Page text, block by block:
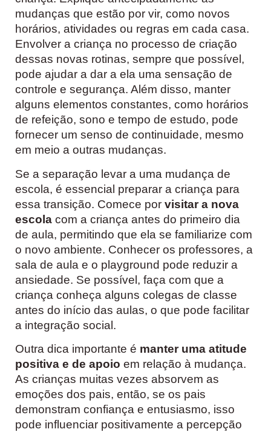
mudanças que estão por vir, como novos
horários, atividades ou regras em cada casa.
Envolver a criança no processo de criação
dessas novas rotinas, sempre que possível,
pode ajudar a dar a ela uma sensação de
controle e segurança. Além disso, manter
alguns elementos constantes, como horários
de refeição, sono e tempo de estudo, pode
fornecer um senso de continuidade, mesmo
em meio a outras mudanças.
Se a separação levar a uma mudança de
escola, é essencial preparar a criança para
essa transição. Comece por visitar a nova
escola com a criança antes do primeiro dia
de aula, permitindo que ela se familiarize com
o novo ambiente. Conhecer os professores, a
sala de aula e o playground pode reduzir a
ansiedade. Se possível, faça com que a
criança conheça alguns colegas de classe
antes do início das aulas, o que pode facilitar
a integração social.
Outra dica importante é manter uma atitude
positiva e de apoio em relação à mudança.
As crianças muitas vezes absorvem as
emoções dos pais, então, se os pais
demonstram confiança e entusiasmo, isso
pode influenciar positivamente a percepção